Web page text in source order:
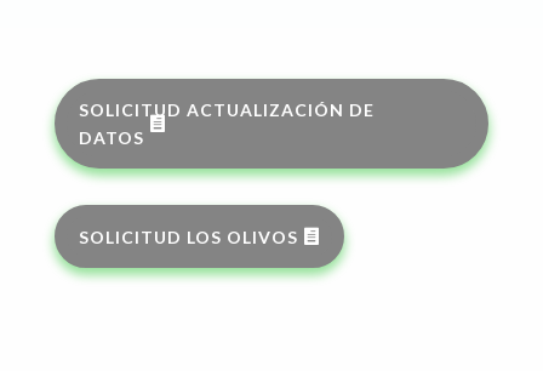
SOLICITUD ACTUALIZACIÓN DE
DATOS
SOLICITUD LOS OLIVOS